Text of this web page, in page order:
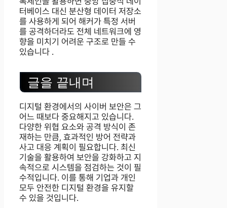
터베이스 대신 분산형 데이터 저장소
를 사용하게 되어 해커가 특정 서버
를 공격하더라도 전체 네트워크에 영
향을 미치기 어려운 구조로 만들 수
있습니다 .
글을 끝내며
디지털 환경에서의 사이버 보안은 그
어느 때보다 중요해지고 있습니다.
다양한 위협 요소와 공격 방식이 존
재하는 만큼, 효과적인 방어 전략과
사고 대응 계획이 필요합니다. 최신
기술을 활용하여 보안을 강화하고 지
속적으로 시스템을 점검하는 것이 필
수적입니다. 이를 통해 기업과 개인
모두 안전한 디지털 환경을 유지할
수 있을 것입니다.